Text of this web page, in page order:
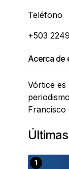
Teléfono
+503
Acerca de
Vórtice
Francisco